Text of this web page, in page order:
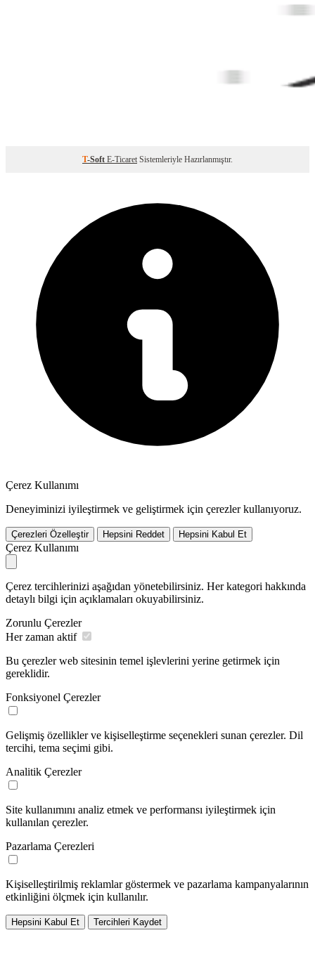
T-Soft E-Ticaret Sistemleriyle Hazırlanmıştır.
Çerez Kullanımı
Deneyiminizi iyileştirmek ve geliştirmek için çerezler kullanıyoruz.
Çerezleri Özelleştir Hepsini Reddet Hepsini Kabul Et
Çerez Kullanımı
Çerez tercihlerinizi aşağıdan yönetebilirsiniz. Her kategori hakkında
detaylı bilgi için açıklamaları okuyabilirsiniz.
Zorunlu Çerezler
Her zaman aktif
Bu çerezler web sitesinin temel işlevlerini yerine getirmek için
gereklidir.
Fonksiyonel Çerezler
Gelişmiş özellikler ve kişiselleştirme seçenekleri sunan çerezler. Dil
tercihi, tema seçimi gibi.
Analitik Çerezler
Site kullanımını analiz etmek ve performansı iyileştirmek için
kullanılan çerezler.
Pazarlama Çerezleri
Kişiselleştirilmiş reklamlar göstermek ve pazarlama kampanyalarının
etkinliğini ölçmek için kullanılır.
Hepsini Kabul Et Tercihleri Kaydet